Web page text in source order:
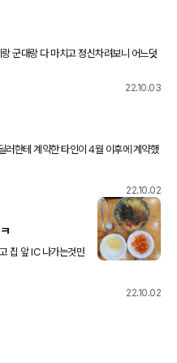
군대랑 다 마치고 정신차려보니 어느덧
하는데 차에 대해 그리 빠삭하지않습니
22.10.03
한테 계약한 타인이 4월 이후에 계약했
보다 더 빨리 출고가 될수도 있나요? 전
22.10.02
만
22.10.02